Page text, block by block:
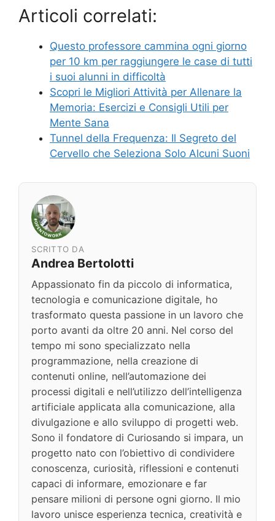
Articoli correlati:
Questo professore cammina ogni giorno
per 10 km per raggiungere le case di tutti
i suoi alunni in difficoltà
Scopri le Migliori Attività per Allenare la
Memoria: Esercizi e Consigli Utili per
Mente Sana
Tunnel della Frequenza: Il Segreto del
Cervello che Seleziona Solo Alcuni Suoni
SCRITTO DA
Andrea Bertolotti
Appassionato fin da piccolo di informatica,
tecnologia e comunicazione digitale, ho
trasformato questa passione in un lavoro che
porto avanti da oltre 20 anni. Nel corso del
tempo mi sono specializzato nella
programmazione, nella creazione di
contenuti online, nell’automazione dei
processi digitali e nell’utilizzo dell’intelligenza
artificiale applicata alla comunicazione, alla
divulgazione e allo sviluppo di progetti web.
Sono il fondatore di Curiosando si impara, un
progetto nato con l’obiettivo di condividere
conoscenza, curiosità, riflessioni e contenuti
capaci di informare, emozionare e far
pensare milioni di persone ogni giorno. Il mio
lavoro unisce esperienza tecnica, creatività e